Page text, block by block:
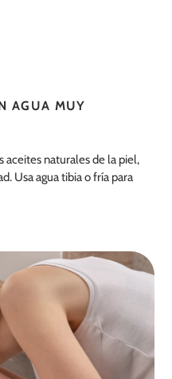
AGUA MUY
aceites naturales de la piel,
Usa agua tibia o fría para